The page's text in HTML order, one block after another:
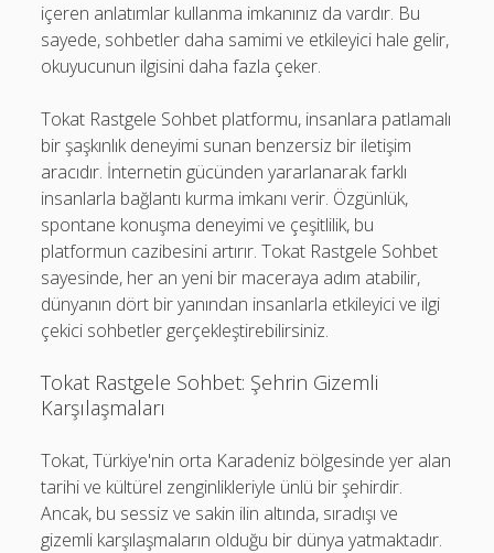
içeren anlatımlar kullanma imkanınız da vardır. Bu
sayede, sohbetler daha samimi ve etkileyici hale gelir,
okuyucunun ilgisini daha fazla çeker.
Tokat Rastgele Sohbet platformu, insanlara patlamalı
bir şaşkınlık deneyimi sunan benzersiz bir iletişim
aracıdır. İnternetin gücünden yararlanarak farklı
insanlarla bağlantı kurma imkanı verir. Özgünlük,
spontane konuşma deneyimi ve çeşitlilik, bu
platformun cazibesini artırır. Tokat Rastgele Sohbet
sayesinde, her an yeni bir maceraya adım atabilir,
dünyanın dört bir yanından insanlarla etkileyici ve ilgi
çekici sohbetler gerçekleştirebilirsiniz.
Tokat Rastgele Sohbet: Şehrin Gizemli
Karşılaşmaları
Tokat, Türkiye'nin orta Karadeniz bölgesinde yer alan
tarihi ve kültürel zenginlikleriyle ünlü bir şehirdir.
Ancak, bu sessiz ve sakin ilin altında, sıradışı ve
gizemli karşılaşmaların olduğu bir dünya yatmaktadır.